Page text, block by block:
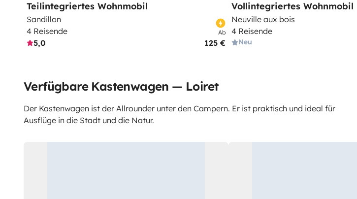
Teilintegriertes Wohnmobil
Sandillon
4 Reisende
5,0
Ab
125 €
Vollintegriertes Wohnmobil
Neuville aux bois
4 Reisende
Neu
Verfügbare Kastenwagen — Loiret
Der Kastenwagen ist der Allrounder unter den Campern. Er ist praktisch und ideal für
Ausflüge in die Stadt und die Natur.